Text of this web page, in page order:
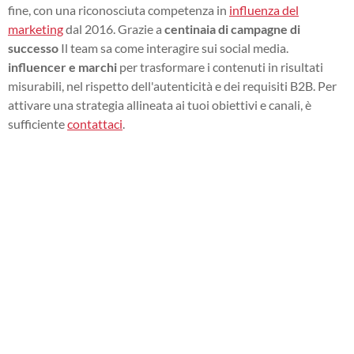
fine, con una riconosciuta competenza in influenza del
marketingdal 2016. Grazie a centinaia di campagne di
successo Il team sa come interagire sui social media.
influencer e marchi per trasformare i contenuti in risultati
misurabili, nel rispetto dell'autenticità e dei requisiti B2B. Per
attivare una strategia allineata ai tuoi obiettivi e canali, è
sufficientecontattaci.